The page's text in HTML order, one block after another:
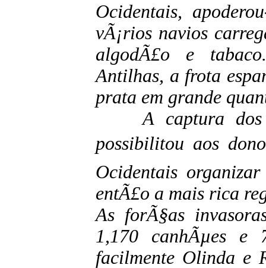
Ocidentais,
vÃ¡rios navios
algodÃ£o e
Antilhas, a frota
prata em grande
A captura dos
possibilitou aos
Ocidentais
entÃ£o a mais rica
As forÃ§as
1,170 canhÃµes e
facilmente Olinda e